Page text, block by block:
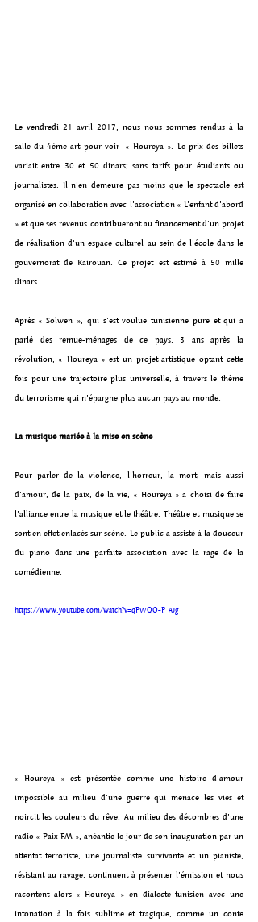
Le vendredi 21 avril 2017, nous nous sommes rendus à la
salle du 4ème art pour voir  « Houreya ». Le prix des billets
variait entre 30 et 50 dinars; sans tarifs pour étudiants ou
journalistes. Il n'en demeure pas moins que le spectacle est
organisé en collaboration avec l’association « L’enfant d’abord
» et que ses revenus contribueront au financement d'un projet
de réalisation d'un espace culturel au sein de l'école dans le
gouvernorat de Kairouan. Ce projet est estimé à 50 mille
dinars.
Après « Solwen », qui s’est voulue tunisienne pure et qui a
parlé des remue-ménages de ce pays, 3 ans après la
révolution, « Houreya » est un projet artistique optant cette
fois pour une trajectoire plus universelle, à travers le thème
du terrorisme qui n’épargne plus aucun pays au monde.
La musique mariée à la mise en scène
Pour parler de la violence, l’horreur, la mort, mais aussi
d’amour, de la paix, de la vie, « Houreya » a choisi de faire
l’alliance entre la musique et le théâtre. Théâtre et musique se
sont en effet enlacés sur scène. Le public a assisté à la douceur
du piano dans une parfaite association avec la rage de la
comédienne.
https://www.youtube.com/watch?v=qPWQO-P_AJg
« Houreya » est présentée comme une histoire d’amour
impossible au milieu d’une guerre qui menace les vies et
noircit les couleurs du rêve. Au milieu des décombres d’une
radio « Paix FM », anéantie le jour de son inauguration par un
attentat terroriste, une journaliste survivante et un pianiste,
résistant au ravage, continuent à présenter l’émission et nous
racontent alors « Houreya » en dialecte tunisien avec une
intonation à la fois sublime et tragique, comme un conte